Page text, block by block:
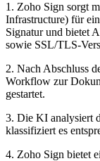
1. Zoho Sign sorgt
Infrastructure) für
Signatur und bietet
sowie SSL/TLS-
2. Nach Abschluss
Workflow zur
gestartet.
3. Die KI analysiert
klassifiziert es
4. Zoho Sign bietet